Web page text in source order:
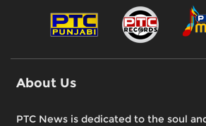
About Us
PTC News is dedicated to the soul